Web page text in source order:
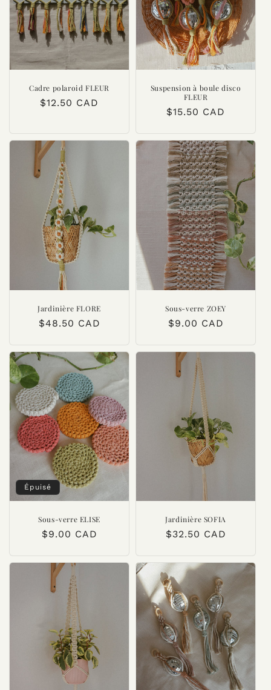
i
o
n
Cadre polaroid FLEUR
Prix
$12.50 CAD
Suspension à boule disco
FLEUR
Prix
$15.50 CAD
Jardinière FLORE
Prix
$48.50 CAD
Sous-verre ZOEY
Prix
$9.00 CAD
Épuisé
Sous-verre ELISE
Prix
$9.00 CAD
Jardinière SOFIA
Prix
$32.50 CAD